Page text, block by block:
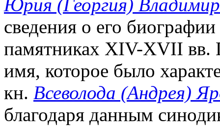
Юрия (Георгия)
сведения о его
памятниках XIV-XVII
имя, которое было
кн. Всеволода (Андрея)
благодаря данным